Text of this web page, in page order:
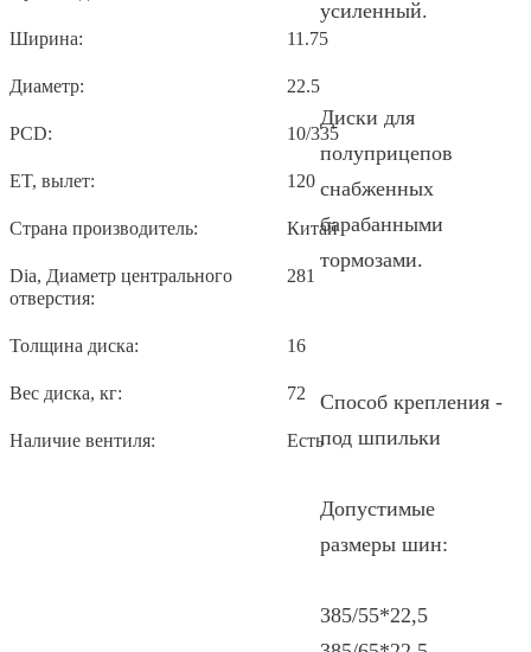
Ширина: 11.75
Диаметр: 22.5
PCD: 10/335
ET, вылет: 120
Страна производитель: Китай
Dia, Диаметр центрального
отверстия:
281
Толщина диска: 16
Вес диска, кг: 72
Наличие вентиля: Есть
усиленный.
Диски для
полуприцепов
снабженных
барабанными
тормозами.
Способ крепления -
под шпильки
Допустимые
размеры шин:
385/55*22,5